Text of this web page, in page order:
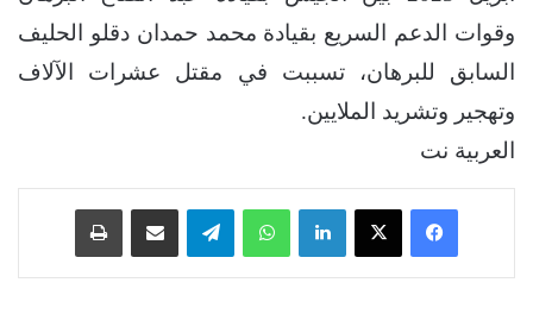
وقوات الدعم السريع بقيادة محمد حمدان دقلو الحليف
السابق للبرهان، تسببت في مقتل عشرات الآلاف
وتهجير وتشريد الملايين.
العربية نت
فيسبوك ‫X لينكدإن واتساب تيلقرام